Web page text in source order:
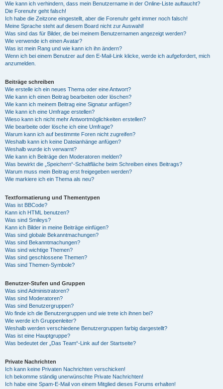
Wie kann ich verhindern, dass mein Benutzername in der Online-Liste auftaucht?
Die Forenuhr geht falsch!
Ich habe die Zeitzone eingestellt, aber die Forenuhr geht immer noch falsch!
Meine Sprache steht auf diesem Board nicht zur Auswahl!
Was sind das für Bilder, die bei meinem Benutzernamen angezeigt werden?
Wie verwende ich einen Avatar?
Was ist mein Rang und wie kann ich ihn ändern?
Wenn ich bei einem Benutzer auf den E-Mail-Link klicke, werde ich aufgefordert, mich
anzumelden.
Beiträge schreiben
Wie erstelle ich ein neues Thema oder eine Antwort?
Wie kann ich einen Beitrag bearbeiten oder löschen?
Wie kann ich meinem Beitrag eine Signatur anfügen?
Wie kann ich eine Umfrage erstellen?
Wieso kann ich nicht mehr Antwortmöglichkeiten erstellen?
Wie bearbeite oder lösche ich eine Umfrage?
Warum kann ich auf bestimmte Foren nicht zugreifen?
Weshalb kann ich keine Dateianhänge anfügen?
Weshalb wurde ich verwarnt?
Wie kann ich Beiträge den Moderatoren melden?
Was bewirkt die „Speichern“-Schaltfläche beim Schreiben eines Beitrags?
Warum muss mein Beitrag erst freigegeben werden?
Wie markiere ich ein Thema als neu?
Textformatierung und Thementypen
Was ist BBCode?
Kann ich HTML benutzen?
Was sind Smileys?
Kann ich Bilder in meine Beiträge einfügen?
Was sind globale Bekanntmachungen?
Was sind Bekanntmachungen?
Was sind wichtige Themen?
Was sind geschlossene Themen?
Was sind Themen-Symbole?
Benutzer-Stufen und Gruppen
Was sind Administratoren?
Was sind Moderatoren?
Was sind Benutzergruppen?
Wo finde ich die Benutzergruppen und wie trete ich ihnen bei?
Wie werde ich Gruppenleiter?
Weshalb werden verschiedene Benutzergruppen farbig dargestellt?
Was ist eine Hauptgruppe?
Was bedeutet der „Das Team“-Link auf der Startseite?
Private Nachrichten
Ich kann keine Privaten Nachrichten verschicken!
Ich bekomme ständig unerwünschte Private Nachrichten!
Ich habe eine Spam-E-Mail von einem Mitglied dieses Forums erhalten!